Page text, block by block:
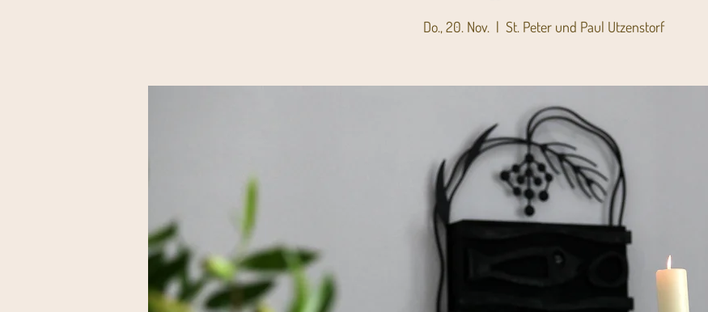
Do., 20. Nov.
  |
St. Peter und Paul Utzenstorf